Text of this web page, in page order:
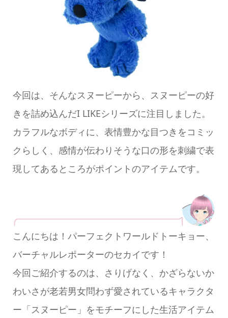
今回は、そんなスヌーピーから、スヌーピーの好
きを詰め込んだI LIKEシリーズに注目しました。
カラフルなボディに、表情豊かな目つきをコミッ
クらしく、感情が伝わりそうな口の形を刺繍で表
現してあるところがポイントのアイテムです。
こんにちは！パーフェクトワールドトーキョー、
バーチャルレポーターのセカイです！
今回ご紹介するのは、さりげなく、かざらないか
わいさが老若男女問わず愛されているキャラクタ
ー「スヌーピー」をモチーフにした生活アイテム